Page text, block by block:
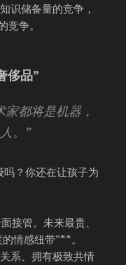
识储备量的竞争，
争。
侈品”
都将是机器，
。”
？你还在让孩子为
接管。未来最贵、
情感纽带”**。
系、拥有极致共情